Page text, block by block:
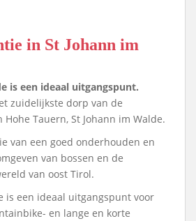
in St Johann im
is een ideaal uitgangspunt.
zuidelijkste dorp van de
Tauern, St Johann im Walde.
van een goed onderhouden en
van bossen en de
van oost Tirol.
is een ideaal uitgangspunt voor
en lange en korte